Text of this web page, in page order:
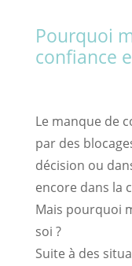
Pourquoi
confiance
Le manque de
par des
décision ou
encore dans la
Mais pourquoi
soi ?
Suite à des